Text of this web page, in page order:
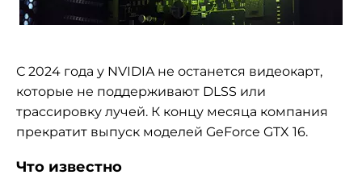
С 2024 года у NVIDIA не останется видеокарт,
которые не поддерживают DLSS или
трассировку лучей. К концу месяца компания
прекратит выпуск моделей GeForce GTX 16.
Что известно